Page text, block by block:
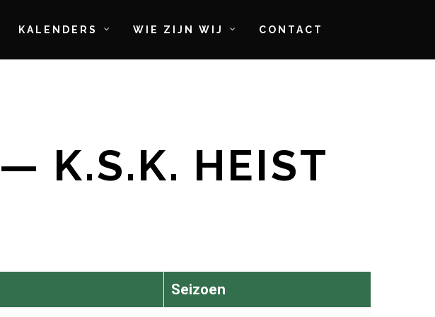
KALENDERS WIE ZIJN WIJ CONTACT
K.S.K. HEIST
Seizoen